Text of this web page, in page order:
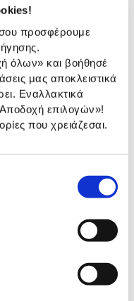
προσφέρουμε
όλων» και βοήθησέ
μας αποκλειστικά
Εναλλακτικά
επιλογών»!
που χρειάζεσαι.
Splashproof